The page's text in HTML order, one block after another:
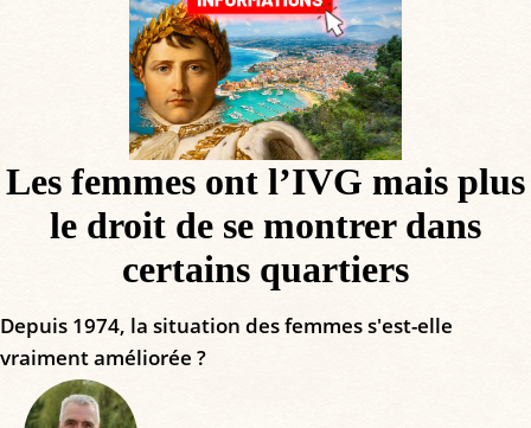
Les femmes ont l’IVG mais plus
le droit de se montrer dans
certains quartiers
Depuis 1974, la situation des femmes s'est-elle
vraiment améliorée ?